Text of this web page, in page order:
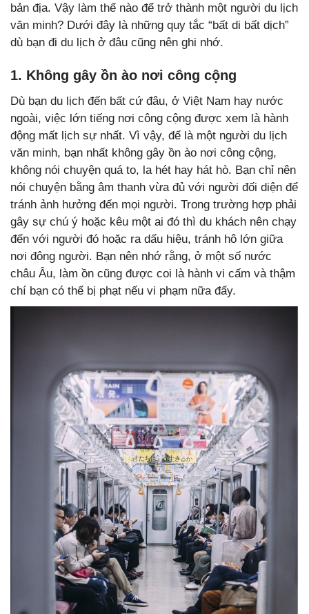
bản địa. Vậy làm thế nào để trở thành một người du lịch
văn minh? Dưới đây là những quy tắc “bất di bất dịch”
dù bạn đi du lịch ở đâu cũng nên ghi nhớ.
1. Không gây ồn ào nơi công cộng
Dù bạn du lịch đến bất cứ đâu, ở Việt Nam hay nước
ngoài, việc lớn tiếng nơi công cộng được xem là hành
động mất lịch sự nhất. Vì vậy, để là một người du lịch
văn minh, bạn nhất không gây ồn ào nơi công cộng,
không nói chuyện quá to, la hét hay hát hò. Bạn chỉ nên
nói chuyện bằng âm thanh vừa đủ với người đối diện để
tránh ảnh hưởng đến mọi người. Trong trường hợp phải
gây sự chú ý hoặc kêu một ai đó thì du khách nên chạy
đến với người đó hoặc ra dấu hiệu, tránh hô lớn giữa
nơi đông người. Bạn nên nhớ rằng, ở một số nước
châu Âu, làm ồn cũng được coi là hành vi cấm và thậm
chí bạn có thể bị phạt nếu vi phạm nữa đấy.